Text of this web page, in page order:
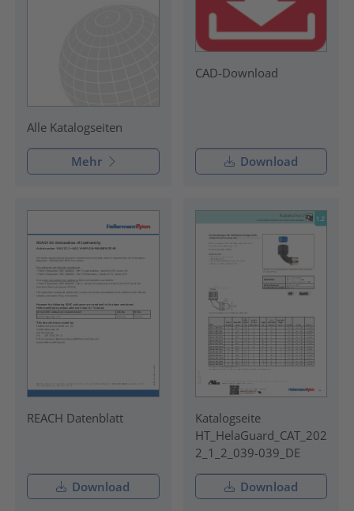
Alle Katalogseiten
Mehr
CAD-Download
Download
REACH Datenblatt
Download
Katalogseite
HT_HelaGuard_CAT_202
2_1_2_039-039_DE
Download